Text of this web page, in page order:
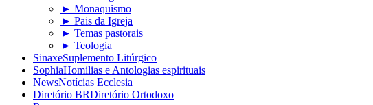
► Monaquismo
► Pais da Igreja
► Temas pastorais
► Teologia
SinaxeSuplemento Litúrgico
SophiaHomilias e Antologias espirituais
NewsNotícias Ecclesia
Diretório BRDiretório Ortodoxo